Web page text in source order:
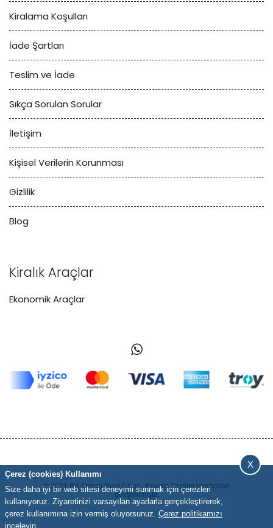
Kiralama Koşulları
İade Şartları
Teslim ve İade
Sıkça Sorulan Sorular
İletişim
Kişisel Verilerin Korunması
Gizlilik
Blog
Kiralık Araçlar
Ekonomik Araçlar
© 2021 RK Group Rent A Car -Eganis Yazılımtarafından
geliştirilmiştir.
Çerez (cookies) Kullanımı
Size daha iyi bir web sitesi deneyimi sunmak için çerezleri
kullanıyoruz. Ziyaretinizi varsayılan ayarlarla gerçekleştirerek,
çerez kullanımına izin vermiş oluyorsunuz. Çerez politikamızı
inceleyin.
X